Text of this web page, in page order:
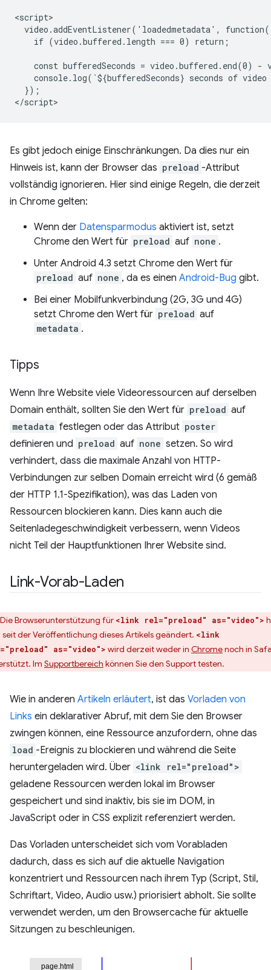
<script>
video.addEventListener('loadedmetadata',
    if (video.buffered.length === 0) return;
const bufferedSeconds = video.buffered.end(0) -
console.log(`${bufferedSeconds} seconds of
  });
Es gibt jedoch einige Einschränkungen. Da dies nur ein
Hinweis ist, kann der Browser das preload -Attribut
vollständig ignorieren. Hier sind einige Regeln, die derzeit
in Chrome gelten:
Wenn der Datensparmodus aktiviert ist, setzt
Chrome den Wert für preload auf none .
Unter Android 4.3 setzt Chrome den Wert für
preload auf none , da es einen Android-Bug gibt.
Bei einer Mobilfunkverbindung (2G, 3G und 4G)
setzt Chrome den Wert für preload auf
metadata .
Tipps
Wenn Ihre Website viele Videoressourcen auf derselben
Domain enthält, sollten Sie den Wert für preload auf
metadata festlegen oder das Attribut poster
definieren und preload auf none setzen. So wird
verhindert, dass die maximale Anzahl von HTTP-
Verbindungen zur selben Domain erreicht wird (6 gemäß
der HTTP 1.1-Spezifikation), was das Laden von
Ressourcen blockieren kann. Dies kann auch die
Seitenladegeschwindigkeit verbessern, wenn Videos
nicht Teil der Hauptfunktionen Ihrer Website sind.
Link-Vorab-Laden
Die Browserunterstützung für <link rel="preload" as="video">
seit der Veröffentlichung dieses Artikels geändert. <link
as="video"> wird derzeit weder in Chromenoch in
Im Supportbereich können Sie den Support testen.
Wie in anderen Artikeln erläutert, ist das Vorladen von
Links ein deklarativer Abruf, mit dem Sie den Browser
zwingen können, eine Ressource anzufordern, ohne das
load -Ereignis zu blockieren und während die Seite
heruntergeladen wird. Über <link rel="preload">
geladene Ressourcen werden lokal im Browser
gespeichert und sind inaktiv, bis sie im DOM, in
JavaScript oder in CSS explizit referenziert werden.
Das Vorladen unterscheidet sich vom Vorabladen
dadurch, dass es sich auf die aktuelle Navigation
konzentriert und Ressourcen nach ihrem Typ (Script, Stil,
Schriftart, Video, Audio usw.) priorisiert abholt. Sie sollte
verwendet werden, um den Browsercache für aktuelle
Sitzungen zu beschleunigen.